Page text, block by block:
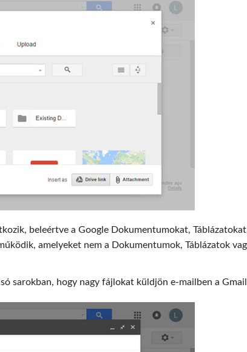
beleértve a Google Dokumentumokat,
amelyeket nem a Dokumentumok, Táblázatok
sarokban, hogy nagy fájlokat küldjön e-mailben a